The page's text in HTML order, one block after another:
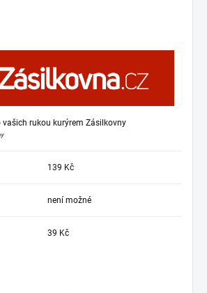
vašich rukou kurýrem Zásilkovny
139 Kč
není možné
39 Kč